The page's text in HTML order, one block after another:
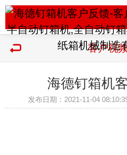
客户视
海德钉箱机
发布日期：2021-11-04